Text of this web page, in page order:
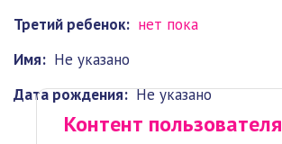
Третий ребенок: нет пока
Имя: Не указано
Дата рождения: Не указано
Контент пользователя